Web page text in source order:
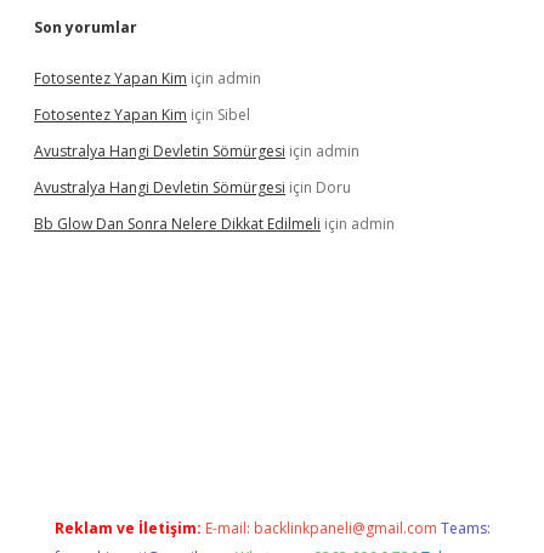
Son yorumlar
Fotosentez Yapan Kim için admin
Fotosentez Yapan Kim için Sibel
Avustralya Hangi Devletin Sömürgesi için admin
Avustralya Hangi Devletin Sömürgesi için Doru
Bb Glow Dan Sonra Nelere Dikkat Edilmeli için admin
Reklam ve İletişim: E-mail: backlinkpaneli@gmail.com Teams: